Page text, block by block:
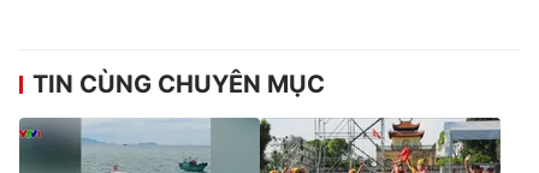
TIN CÙNG CHUYÊN MỤC